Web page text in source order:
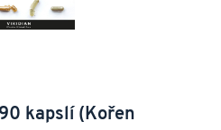
kapslí (Kořen